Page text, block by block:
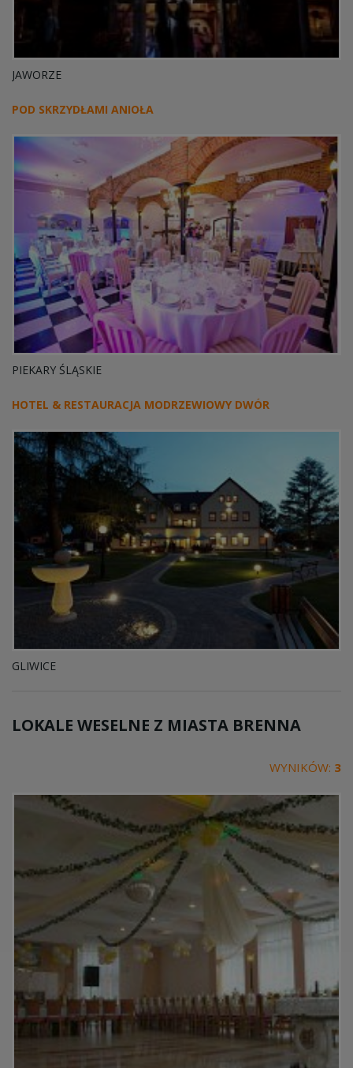
JAWORZE
POD SKRZYDŁAMI ANIOŁA
PIEKARY ŚLĄSKIE
HOTEL & RESTAURACJA MODRZEWIOWY DWÓR
GLIWICE
LOKALE WESELNE Z MIASTA BRENNA
WYNIKÓW: 3